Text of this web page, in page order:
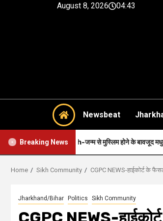
August 8, 2026 04:43
Newsbeat
Breaking News
Faith-जन्म से मुस्लिम होने के बावजूद मधुबाला जपुजी साहिब की
Home Sikh Community CGPC NEWS-हाईकोर्ट के
Jharkhand/Bihar Politics Sikh Community